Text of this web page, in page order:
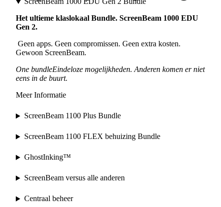
Het ultieme klaslokaal Bundle. ScreenBeam 1000 EDU
Gen 2.
Geen apps. Geen compromissen. Geen extra kosten.
Gewoon ScreenBeam.
One bundleEindeloze mogelijkheden. Anderen komen er niet
eens in de buurt.
Meer Informatie
ScreenBeam 1100 Plus Bundle
ScreenBeam 1100 FLEX behuizing Bundle
GhostInking™
ScreenBeam versus alle anderen
Centraal beheer